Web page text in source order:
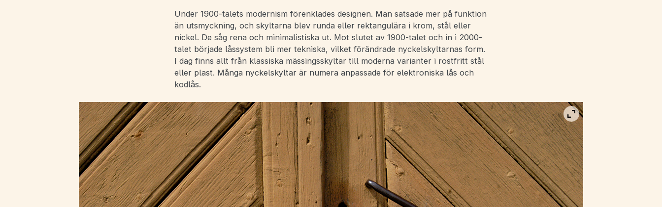
Under 1900-talets modernism förenklades designen. Man satsade mer på funktion
än utsmyckning, och skyltarna blev runda eller rektangulära i krom, stål eller
nickel. De såg rena och minimalistiska ut. Mot slutet av 1900-talet och in i 2000-
talet började låssystem bli mer tekniska, vilket förändrade nyckelskyltarnas form.
I dag finns allt från klassiska mässingsskyltar till moderna varianter i rostfritt stål
eller plast. Många nyckelskyltar är numera anpassade för elektroniska lås och
kodlås.
Visa bild i fullskärm